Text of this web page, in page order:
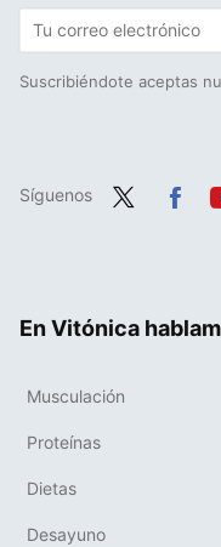
Suscribiéndote aceptas
Síguenos
En Vitónica
Musculación
Proteínas
Dietas
Desayuno